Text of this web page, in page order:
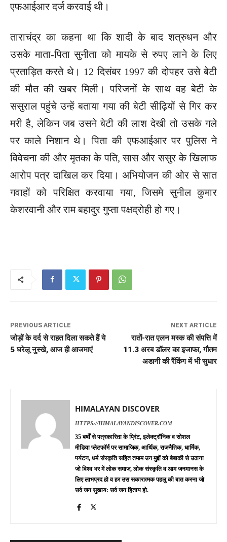
एफआईआर दर्ज करवाई थी।
ताराचंद्र का कहना था कि शादी के बाद शत्रुधन और
उसके माता-पिता सुनीता को मायके से रुपए लाने के लिए
प्रताड़ित करते थे। 12 दिसंबर 1997 की दोपहर उसे बेटी
की मौत की खबर मिली। परिजनों के साथ वह बेटी के
ससुराल पहुंचे उन्हें बताया गया की बेटी सीढ़ियों से गिर कर
मरी है, लेकिन जब उसने बेटी की लाश देखी तो उसके गले
पर काले निशान थे। पिता की एफआईआर पर पुलिस ने
विवेचना की और मृतका के पति, सास और ससुर के खिलाफ
आरोप पत्र दाखिल कर दिया। अभियोजन की ओर से सात
गवाहों को परिक्षित करवाया गया, जिसमे सुनील कुमार
केशरवानी और राम बहादुर गुप्ता पक्षद्रोही हो गए।
PREVIOUS ARTICLE
जोड़ों के दर्द से राहत दिला सकते हैं ये
5 घरेलू नुस्खे, आज ही आजमाएं
NEXT ARTICLE
रातों-रात एलन मस्क की संपत्ति में
11.3 अरब डॉलर का इजाफा, गौतम
अडानी की रैंकिंग में भी सुधार
HIMALAYAN DISCOVER
HTTPS://HIMALAYANDISCOVER.COM
35 बर्षों से पत्रकारिता के प्रिंट, इलेक्ट्रॉनिक व सोशल
मीडिया प्लेटफॉर्म पर सामाजिक, आर्थिक, राजनैतिक, धार्मिक,
पर्यटन, धर्म-संस्कृति सहित तमाम उन मुद्दों को बेबाकी से उठाना
जो विश्व भर में लोक समाज, लोक संस्कृति व आम जनमानस के
लिए लाभप्रद हो व हर उस सकारात्मक पहलु की बात करना जो
सर्व जन सुखाय: सर्व जन हिताय हो.